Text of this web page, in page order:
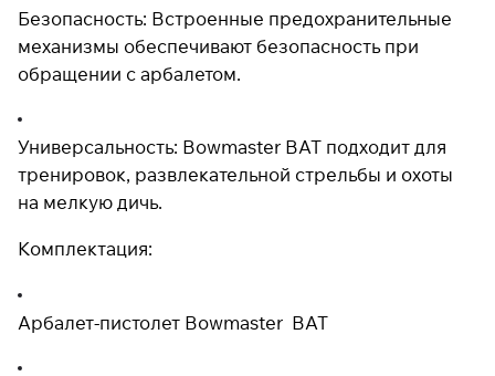
Безопасность: Встроенные предохранительные
механизмы обеспечивают безопасность при
обращении с арбалетом.
Универсальность: Bowmaster BAT подходит для
тренировок, развлекательной стрельбы и охоты
на мелкую дичь.
Комплектация:
Арбалет-пистолет Bowmaster BAT